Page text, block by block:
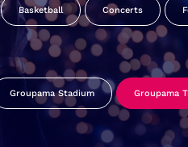
Basketball Concerts
Groupama Stadium Groupama